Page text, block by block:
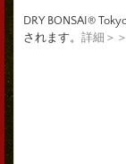
DRY BONSAI®
されます。 詳細＞